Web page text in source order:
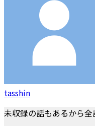
tasshin
未収録の話もあるから